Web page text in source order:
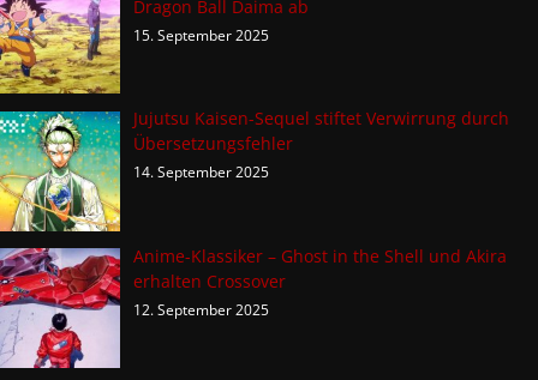
Dragon Ball Daima ab
15. September 2025
Jujutsu Kaisen-Sequel stiftet Verwirrung durch
Übersetzungsfehler
14. September 2025
Anime-Klassiker – Ghost in the Shell und Akira
erhalten Crossover
12. September 2025